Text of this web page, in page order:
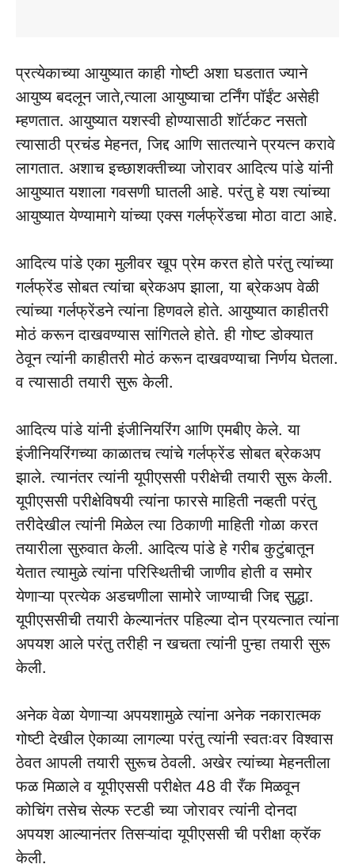
प्रत्येकाच्या आयुष्यात काही गोष्टी अशा घडतात ज्याने
आयुष्य बदलून जाते,त्याला आयुष्याचा टर्निंग पॉईंट असेही
म्हणतात. आयुष्यात यशस्वी होण्यासाठी शॉर्टकट नसतो
त्यासाठी प्रचंड मेहनत, जिद्द आणि सातत्याने प्रयत्न करावे
लागतात. अशाच इच्छाशक्तीच्या जोरावर आदित्य पांडे यांनी
आयुष्यात यशाला गवसणी घातली आहे. परंतु हे यश त्यांच्या
आयुष्यात येण्यामागे यांच्या एक्स गर्लफ्रेंडचा मोठा वाटा आहे.
आदित्य पांडे एका मुलीवर खूप प्रेम करत होते परंतु त्यांच्या
गर्लफ्रेंड सोबत त्यांचा ब्रेकअप झाला, या ब्रेकअप वेळी
त्यांच्या गर्लफ्रेंडने त्यांना हिणवले होते. आयुष्यात काहीतरी
मोठं करून दाखवण्यास सांगितले होते. ही गोष्ट डोक्यात
ठेवून त्यांनी काहीतरी मोठं करून दाखवण्याचा निर्णय घेतला.
व त्यासाठी तयारी सुरू केली.
आदित्य पांडे यांनी इंजीनियरिंग आणि एमबीए केले. या
इंजीनियरिंगच्या काळातच त्यांचे गर्लफ्रेंड सोबत ब्रेकअप
झाले. त्यानंतर त्यांनी यूपीएससी परीक्षेची तयारी सुरू केली.
यूपीएससी परीक्षेविषयी त्यांना फारसे माहिती नव्हती परंतु
तरीदेखील त्यांनी मिळेल त्या ठिकाणी माहिती गोळा करत
तयारीला सुरुवात केली. आदित्य पांडे हे गरीब कुटुंबातून
येतात त्यामुळे त्यांना परिस्थितीची जाणीव होती व समोर
येणाऱ्या प्रत्येक अडचणीला सामोरे जाण्याची जिद्द सुद्धा.
यूपीएससीची तयारी केल्यानंतर पहिल्या दोन प्रयत्नात त्यांना
अपयश आले परंतु तरीही न खचता त्यांनी पुन्हा तयारी सुरू
केली.
अनेक वेळा येणाऱ्या अपयशामुळे त्यांना अनेक नकारात्मक
गोष्टी देखील ऐकाव्या लागल्या परंतु त्यांनी स्वतःवर विश्वास
ठेवत आपली तयारी सुरूच ठेवली. अखेर त्यांच्या मेहनतीला
फळ मिळाले व यूपीएससी परीक्षेत 48 वी रँक मिळवून
कोचिंग तसेच सेल्फ स्टडी च्या जोरावर त्यांनी दोनदा
अपयश आल्यानंतर तिसऱ्यांदा यूपीएससी ची परीक्षा क्रॅक
केली.